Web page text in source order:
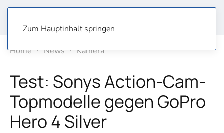
Zum Hauptinhalt springen
Home
News Kamera
Test: Sonys Action-Cam-
Topmodelle gegen GoPro
Hero 4 Silver